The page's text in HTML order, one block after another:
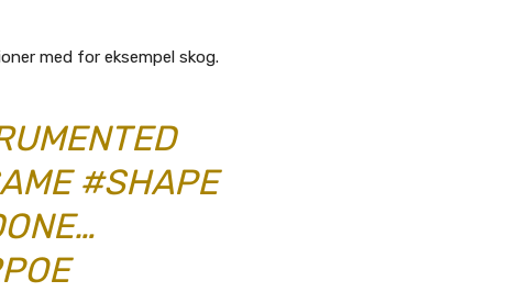
med for eksempel skog.
#SHAPE